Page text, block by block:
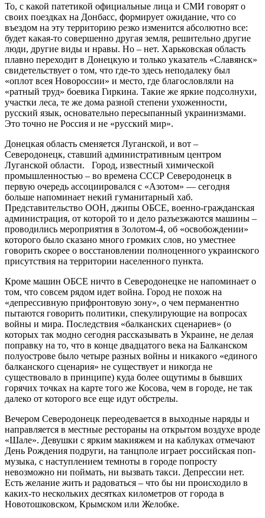
То, с какой патетикой официальные лица и СМИ говорят о
своих поездках на Донбасс, формирует ожидание, что со
въездом на эту территорию резко изменится абсолютно все:
будет какая-то совершенно другая земля, решительно другие
люди, другие виды и нравы. Но – нет. Харьковская область
плавно переходит в Донецкую и только указатель «Славянск»
свидетельствует о том, что где-то здесь неподалеку был
«оплот всея Новороссии» и место, где благословляли на
«ратный труд» боевика Гиркина. Такие же яркие подсолнухи,
участки леса, те же дома разной степени ухоженности,
русский язык, основательно пересыпанный украинизмами.
Это точно не Россия и не «русский мир».
Донецкая область сменяется Луганской, и вот –
Северодонецк, ставший административным центром
Луганской области. Город, известный химической
промышленностью – во времена СССР Северодонецк в
первую очередь ассоциировался с «Азотом» — сегодня
больше напоминает некий гуманитарный хаб.
Представительство ООН, джипы ОБСЕ, военно-гражданская
администрация, от которой то и дело разъезжаются машины –
проводились мероприятия в Золотом-4, об «освобождении»
которого было сказано много громких слов, но уместнее
говорить скорее о восстановлении полноценного украинского
присутствия на территории населенного пункта.
Кроме машин ОБСЕ ничто в Северодонецке не напоминает о
том, что совсем рядом идет война. Город не похож на
«депрессивную прифронтовую зону», о чем перманентно
пытаются говорить политики, спекулирующие на вопросах
войны и мира. Последствия «балканских сценариев» (о
которых так модно сегодня рассказывать в Украине, не делая
поправку на то, что в конце двадцатого века на Балканском
полуострове было четыре разных войны и никакого «единого
балканского сценария» не существует и никогда не
существовало в принципе) куда более ощутимы в бывших
горячих точках на карте того же Косова, чем в городе, не так
далеко от которого все еще идут обстрелы.
Вечером Северодонецк переодевается в выходные наряды и
направляется в местные рестораны на открытом воздухе вроде
«Шале». Девушки с ярким макияжем и на каблуках отмечают
День Рождения подруги, на танцполе играет российская поп-
музыка, с наступлением темноты в городе попросту
невозможно ни поймать, ни вызвать такси. Депрессии нет.
Есть желание жить и радоваться – что бы ни происходило в
каких-то нескольких десятках километров от города в
Новотошковском, Крымском или Желобке.